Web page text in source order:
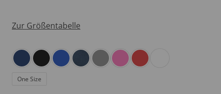
Zur Größentabelle
One Size